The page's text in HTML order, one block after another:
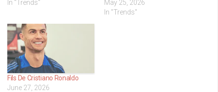
In "Trends"
May 25, 2026
In "Trends"
Fils De Cristiano Ronaldo
June 27, 2026